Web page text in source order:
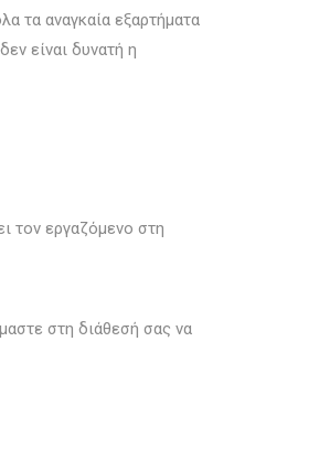
τα αναγκαία εξαρτήματα
είναι δυνατή η
τον εργαζόμενο στη
στη διάθεσή σας να